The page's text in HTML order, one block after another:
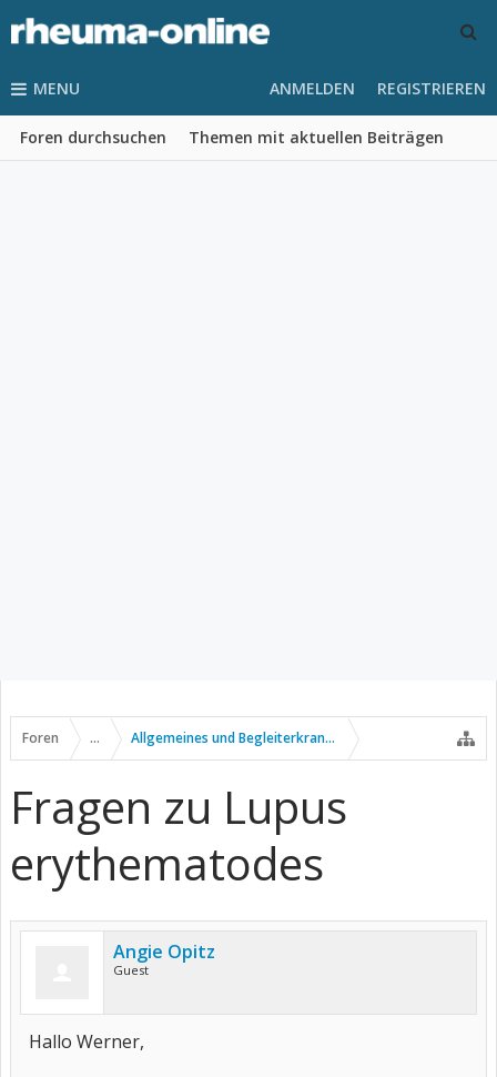
MENU
Foren durchsuchen Themen mit aktuellen Beiträgen
ANMELDEN REGISTRIEREN
Foren ... Allgemeines und Begleiterkrankungen
Fragen zu Lupus
erythematodes
Angie Opitz
Guest
Hallo Werner,